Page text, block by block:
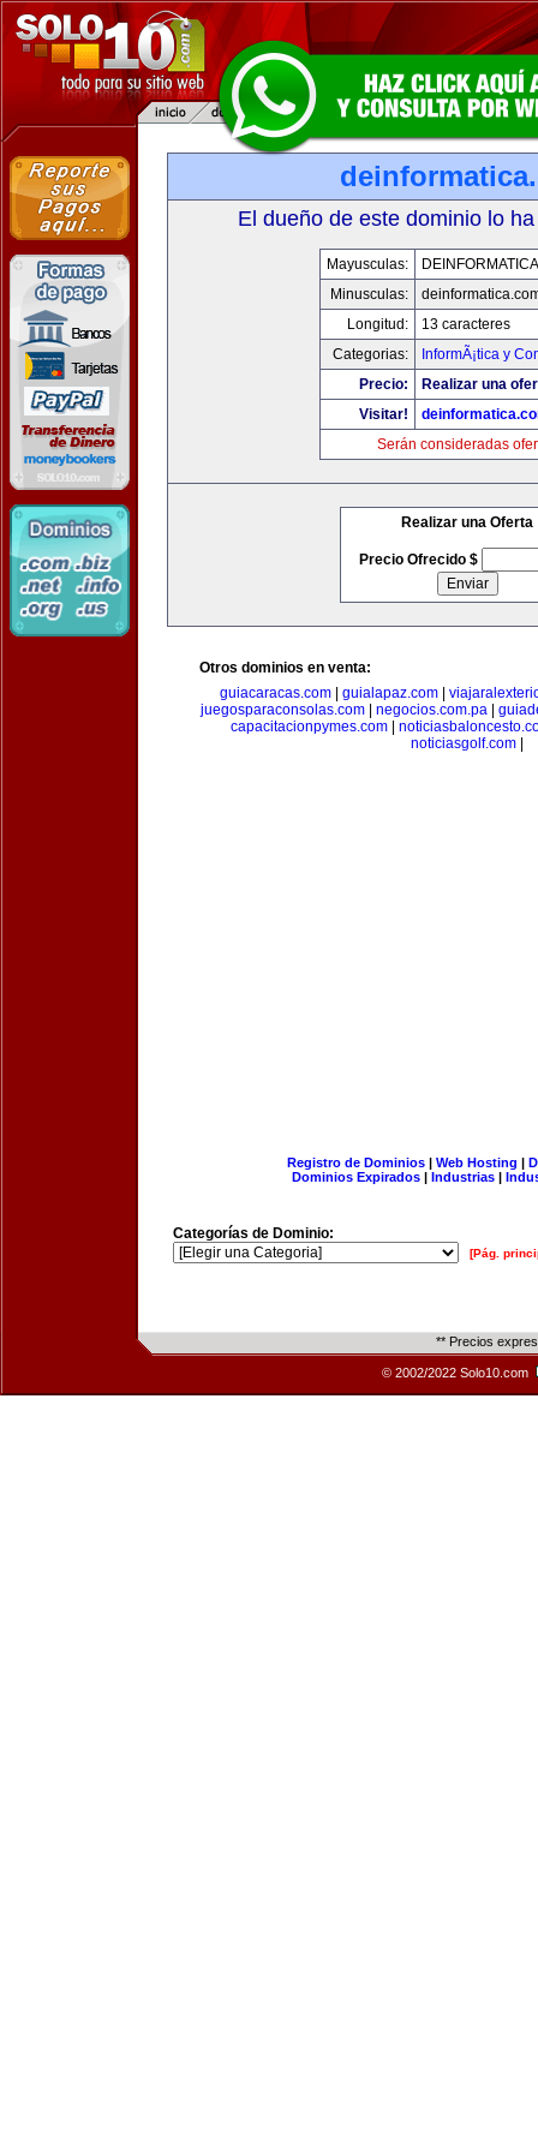
El dueño de este dominio lo
Mayusculas:
Minusculas:
Longitud:
13 caracteres
Categorias:
InformÃ¡tica y
Precio:
Realizar una
Visitar!
Serán consideradas
Realizar una Oferta
Precio Ofrecido $
Otros dominios en venta:
guiacaracas.com
guialapaz.com
juegosparaconsolas.com| negocios.com.pa|
capacitacionpymes.com|
noticiasgolf.com
Registro de Dominios| Web Hosting |
Dominios Expirados | Industrias |
Categorías de Dominio:
[Pág.
** Precios
© 2002/2022 Solo10.com